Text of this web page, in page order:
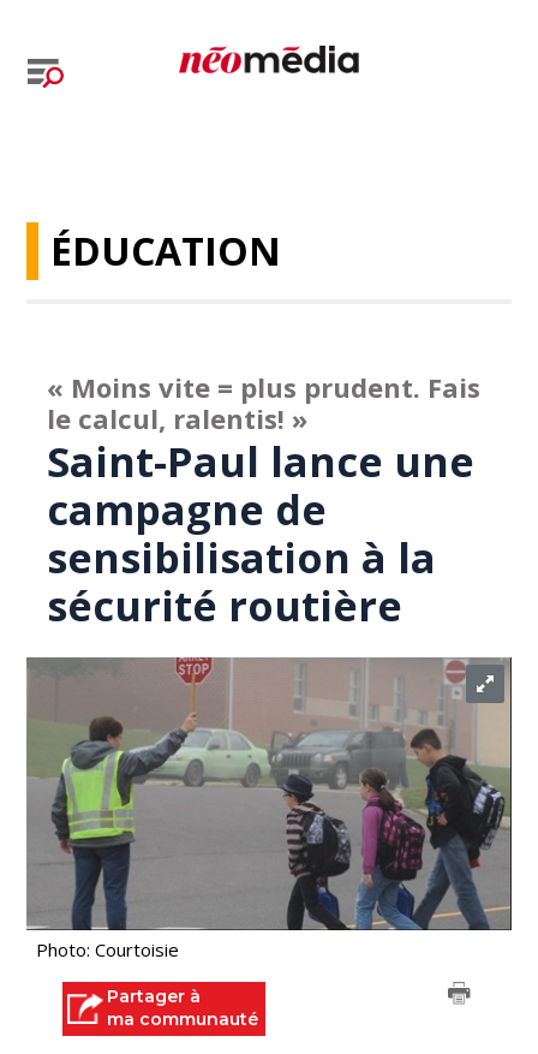
ÉDUCATION
« Moins vite = plus prudent. Fais
le calcul, ralentis! »
Saint-Paul lance une
campagne de
sensibilisation à la
sécurité routière
Photo: Courtoisie
Partager à
ma communauté